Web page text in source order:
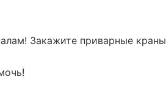
Закажите приварные
!